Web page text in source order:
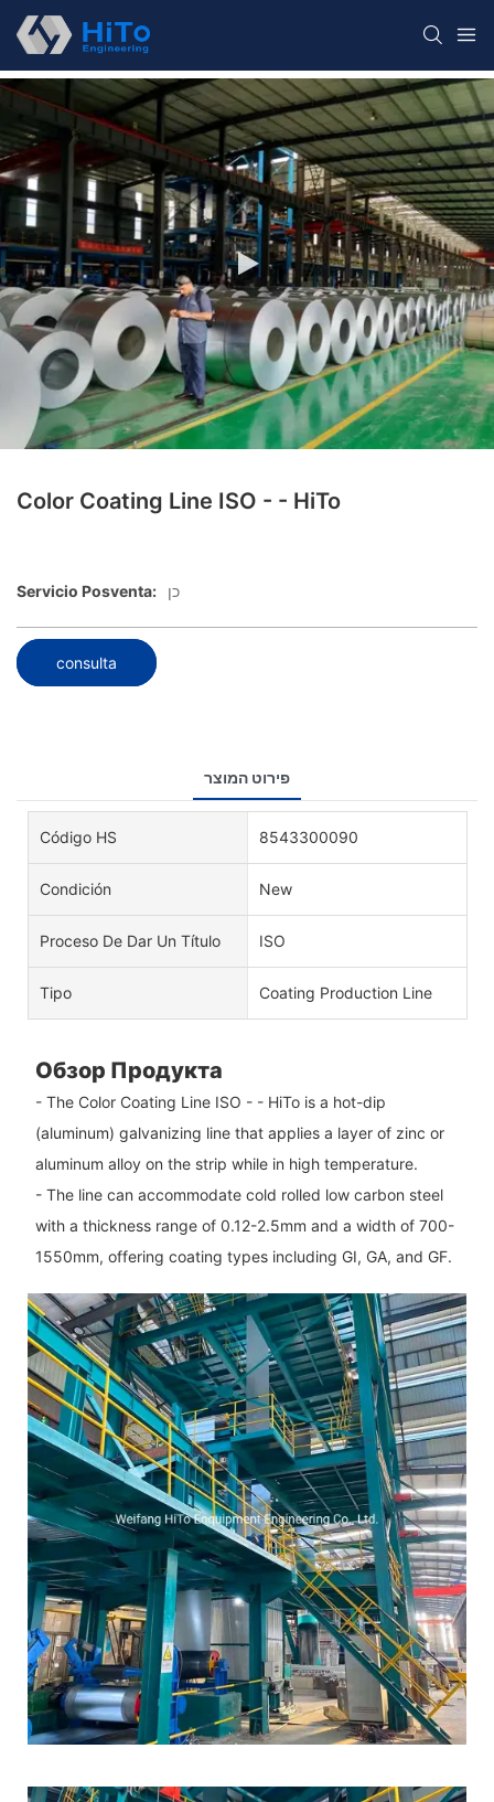
Color Coating Line ISO - - HiTo
Servicio Posventa: כן
consulta
פירוט המוצר
Código HS 8543300090
Condición New
Proceso De Dar Un Título ISO
Tipo Coating Production Line
Обзор Продукта
- The Color Coating Line ISO - - HiTo is a hot-dip
(aluminum) galvanizing line that applies a layer of zinc or
aluminum alloy on the strip while in high temperature.
- The line can accommodate cold rolled low carbon steel
with a thickness range of 0.12-2.5mm and a width of 700-
1550mm, offering coating types including GI, GA, and GF.